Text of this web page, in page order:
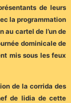
de leurs
la programmation
au cartel de l’un de
dominicale de
mis sous les feux
de la corrida des
de lidia de cette